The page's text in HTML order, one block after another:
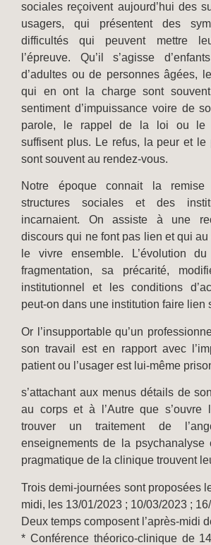
sociales reçoivent aujourd’hui des
usagers, qui présentent des
difficultés qui peuvent mettre
l’épreuve. Qu’il s’agisse
d’adultes ou de personnes âgées,
qui en ont la charge sont
sentiment d’impuissance voire de
parole, le rappel de la loi ou le
suffisent plus. Le refus, la peur et le
sont souvent au rendez-vous.
Notre époque connait la
structures sociales et des
incarnaient. On assiste à une
discours qui ne font pas lien et qui
le vivre ensemble. L’évolution
fragmentation, sa précarité,
institutionnel et les conditions
peut-on dans une institution faire lien
Or l’insupportable qu’un
son travail est en rapport avec
patient ou l’usager est lui-même
s’attachant aux menus détails de
au corps et à l’Autre que s’ouvre
trouver un traitement de
enseignements de la psychanalyse
pragmatique de la clinique trouvent
Trois demi-journées sont proposées
midi, les 13/01/2023 ; 10/03/2023 ;
Deux temps composent l’après-midi
* Conférence théorico-clinique de